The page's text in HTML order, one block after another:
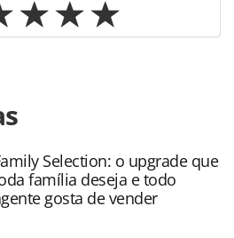
mercado/tecnologia/2023/
seja-obrigatorio-diz-
as ferramentas oferecidas na
produzido pela PANROTAS
brasileira sobre direito
conteúdo sem autorização da
Selection: o upgrade que
família deseja e todo
gosta de vender